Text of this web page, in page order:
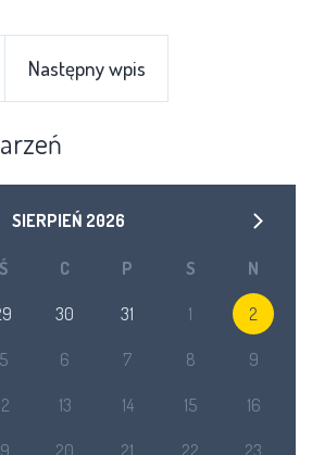
Następny wpis
SIERPIEŃ 2026
Ś C P S N
30 31 1 2
5 6 7 8 9
13 14 15 16
20 21 22 23